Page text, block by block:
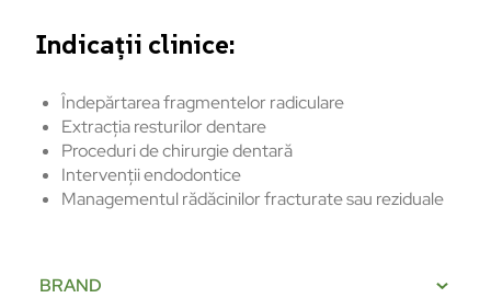
Indicații clinice:
Îndepărtarea fragmentelor radiculare
Extracția resturilor dentare
Proceduri de chirurgie dentară
Intervenții endodontice
Managementul rădăcinilor fracturate sau reziduale
BRAND